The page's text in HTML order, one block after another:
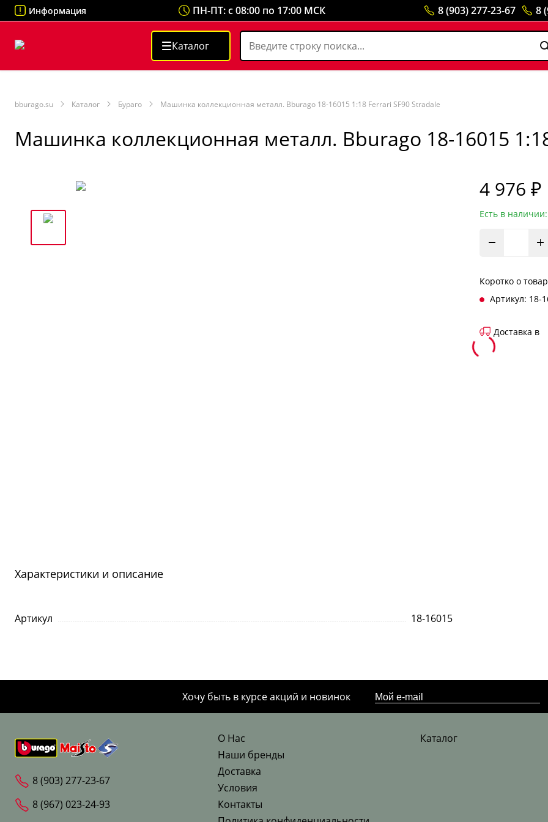
Информация ПН-ПТ: с 08:00 по 17:00 МСК 8 (903) 277-23-67 8
Каталог
bburago.su Каталог Бураго Машинка коллекционная металл. Bburago 18-16015 1:18 Ferrari SF90 Stradale
Машинка коллекционная металл. Bburago 18-16015
4 976 ₽
Есть в
Коротко о
Артикул: 18-
Доставка в
Характеристики и описание
Артикул 18-16015
Хочу быть в курсе акций и новинок
8 (903) 277-23-67
8 (967) 023-24-93
О Нас
Наши бренды
Доставка
Условия
Контакты
Каталог